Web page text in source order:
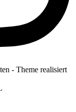
- Theme realisiert